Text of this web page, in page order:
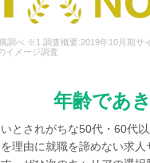
調べ ※1 調査概要:2019年10月期
イメージ調査
年齢であ
とされがちな50代・60代
理由に就職を諦めない求